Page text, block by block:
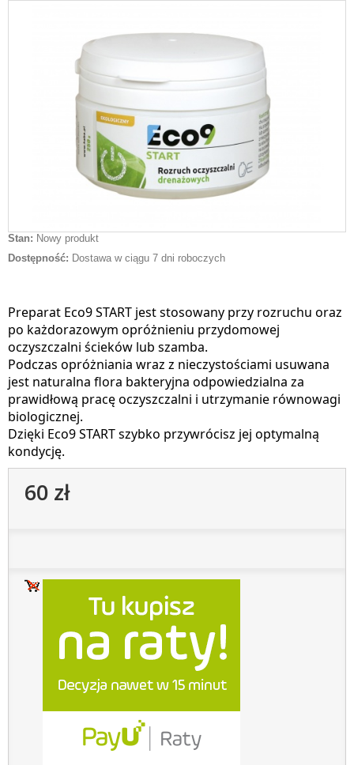
Stan: Nowy produkt
Dostępność: Dostawa w ciągu 7 dni roboczych
Preparat Eco9 START jest stosowany przy rozruchu oraz
po każdorazowym opróżnieniu przydomowej
oczyszczalni ścieków lub szamba.
Podczas opróżniania wraz z nieczystościami usuwana
jest naturalna flora bakteryjna odpowiedzialna za
prawidłową pracę oczyszczalni i utrzymanie równowagi
biologicznej.
Dzięki Eco9 START szybko przywrócisz jej optymalną
kondycję.
60 zł